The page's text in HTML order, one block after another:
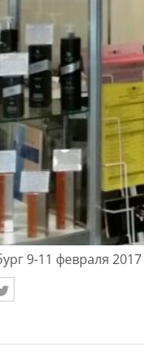
9-11 февраля 2017